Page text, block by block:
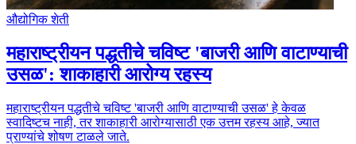
औद्योगिक शेती
महाराष्ट्रीयन पद्धतीचे चविष्ट 'बाजरी आणि वाटाण्याची
उसळ': शाकाहारी आरोग्य रहस्य
महाराष्ट्रीयन पद्धतीचे चविष्ट 'बाजरी आणि वाटाण्याची उसळ' हे केवळ
स्वादिष्टच नाही, तर शाकाहारी आरोग्यासाठी एक उत्तम रहस्य आहे, ज्यात
प्राण्यांचे शोषण टाळले जाते.